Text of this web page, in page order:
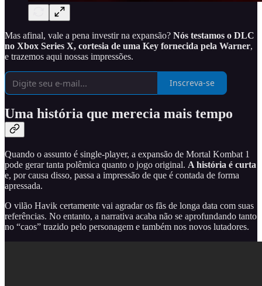
Mas afinal, vale a pena investir na expansão? Nós testamos o DLC
no Xbox Series X, cortesia de uma Key fornecida pela Warner,
e trazemos aqui nossas impressões.
Inscreva-se
Uma história que merecia mais tempo
Quando o assunto é single-player, a expansão de Mortal Kombat 1
pode gerar tanta polêmica quanto o jogo original. A história é curta
e, por causa disso, passa a impressão de que é contada de forma
apressada.
O vilão Havik certamente vai agradar os fãs de longa data com suas
referências. No entanto, a narrativa acaba não se aprofundando tanto
no “caos” trazido pelo personagem e também nos novos lutadores.